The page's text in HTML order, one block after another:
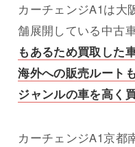
カーチェンジA1は大
舗展開している中古
もあるため買取した
海外への販売ルート
ジャンルの車を高く
カーチェンジA1京都